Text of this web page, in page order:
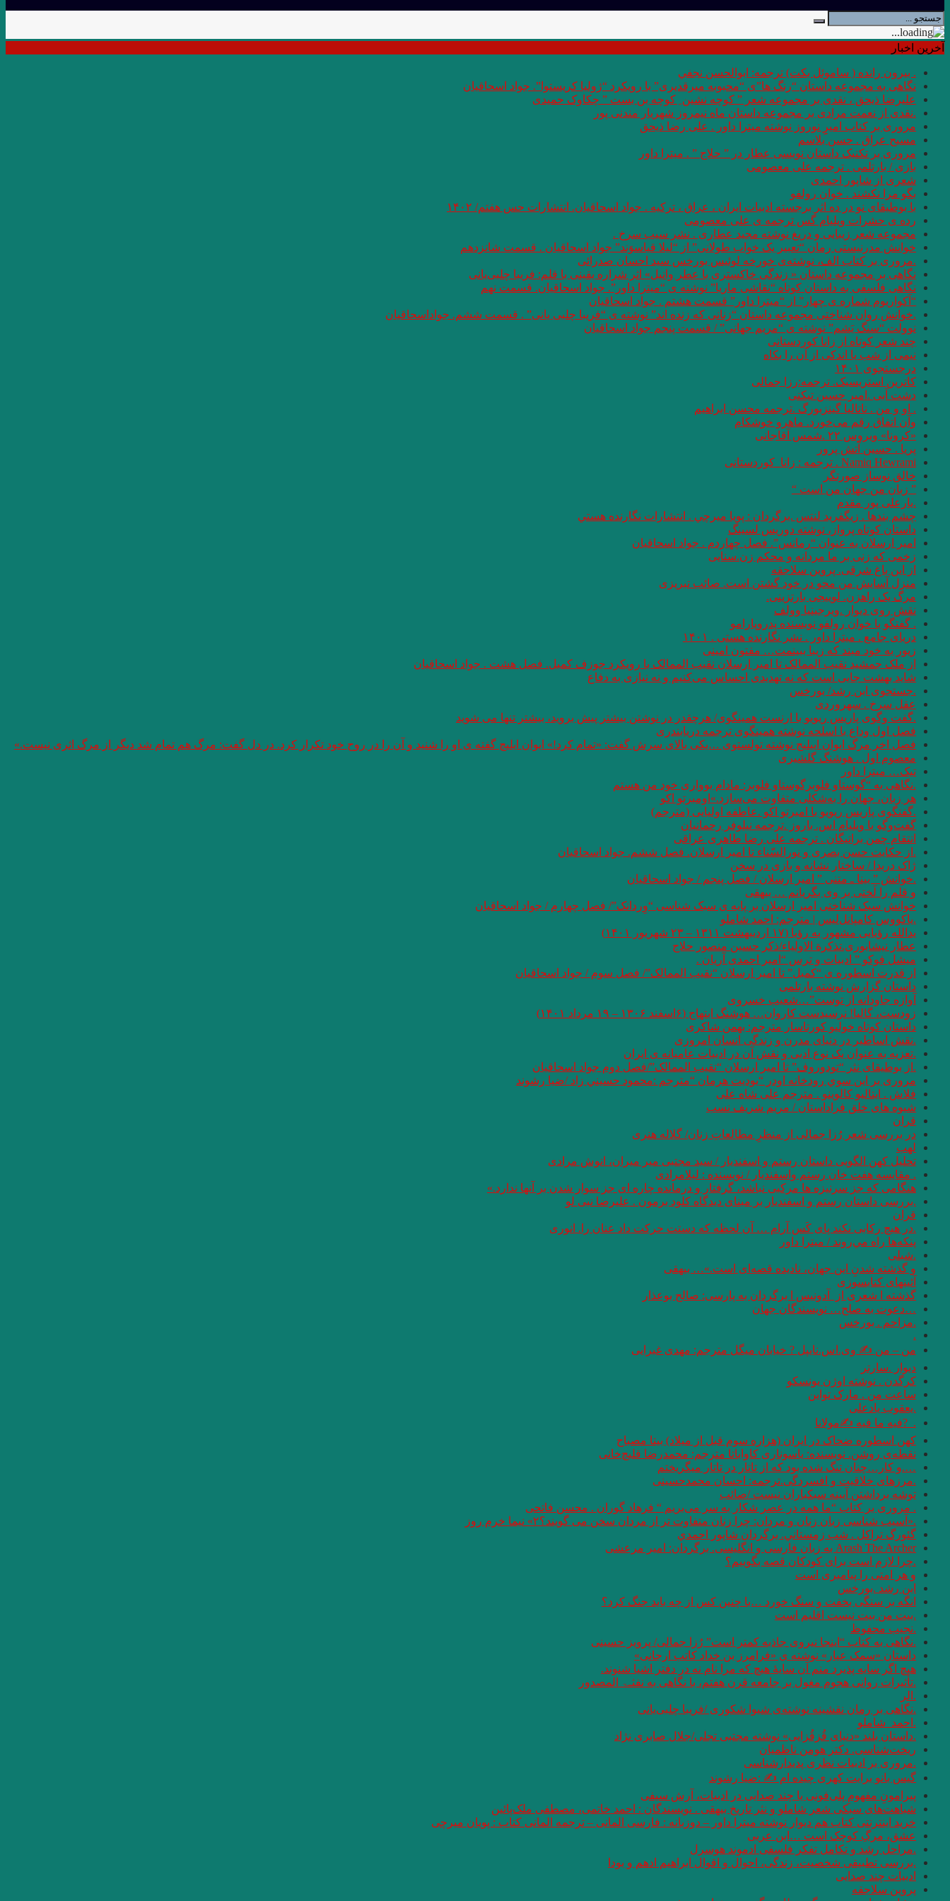
آخرین اخبار
. بيرون رانده ( ساموئل بكت) ترجمه: ابوالحسن نجفي
نگاهی به مجموعه داستان “رنگ ها”ی “محبوبه میرقدیری” با رویکرد “ژولیا کریستوا”. جواد اسحاقیان
علیرضا ذیحق ، نقدی بر مجموعه شعر ” کوچه نشین ِ کوچه بن بست ” چکاوک حمیدی
.نقدی از نعمت مرادی بر مجموعه داستان ماه نیمروز شهریار مندنی پور
مروری بر کتاب امیرِِِ نوروز نوشته میترا داور . علی رضا ذیحق
مسیح عراق . حسن بلاسم
مروری بر تکنیک داستان نویسی عطار در ” حلاج ” . میترا داور
بازی / بارتلمی . ترجمه علی معصومی
شعری از شاپور احمدی
بگو مرا نکشند . خوان رولفو
با بوطیقای نو در ده اثر برجسته ادبیات ایران ، عراق ، ترکیه . جواد اسحاقیان. انتشارات حس هفتم/ ۱۴۰۲
رده ى حشرات ویلیام گس ترجمه ی علی معصومی
مجموعه شعر زیبایی و دریغ نوشته مجید عطاری . نشر سیب سرخ .
خوانش مدرنیستی رمان “تعبیر یک خواب طولانی” از “لیلا قیاسوَند” جواد اسحاقیان . قسمت شانزدهم
.مروری بر کتاب الف، نوشته‌ی خورخه لوئیس بورخس سید احسان صدرائی
نگاهی بر مجموعه داستان « زندگی خاکستری با عطر وانیل» اثر شراره یقینی با قلم: فریبا چلبی‌یانی
نگاهی فلسفی به داستان کوتاه “نقاشی ماریا” نوشته ی “میترا داور”. جواد اسحاقیان. قسمت نهم
“آکواریوم شماره ی چهار” از “میترا داور” قسمت هشتم . جواد اسحاقیان
.خوانش روان شناختی مجموعه داستان “زنانی که زنده اند” نوشته ی “فریبا چلبی یانی” . قسمت ششم. جواداسحاقیان
نوولت “سنگ یَشم” نوشته ی “مریم جهانی” / قسمت پنجم جواد اسحاقیان
چند شعر کوتاه از زانا کوردستانی
نيمى از شب يا اندكى از آن را بكاه
درجستجوی ۱۴۰۱
کاترین استریسیک. ترجمه:رزا جمالی
دشت آبی .امیر حسین تیکنی
. او و من . ناتالیا گینزبورگ .ترجمه محسن ابراهیم
وآن اتفاق رقم می‌خورد. ماهرو خوشکام
«کرونا» ویروس ۲۲ .شمس آقاجانی
پریا . حسین آتش پرور
Namiq Hewrami . ترجمه : زانا_کوردستانی
خالق نوساز صورتگر
” زبان من جهان من است “
.یارعلی پور مقدم
چشم بندها . زیگفرید لنتس .برگردان : پويا ميرچي . انتشارات نگارنده هستي
داستان کوتاه پرواز، نوشته دوریس لسینگ
امیر ارسلان به عنوان “رمانس”. فصل چهاردم . جواد اسحاقیان
زخمی که زنی بر ما مردانه و محکم زن.سنایی
از این باغ شرقی. پروین سلاجقه
منزل آسایش من محو در خود گشتن است. صائب تبریزی
مرگ یک راهزن. لوییجی بارتزینی.
نقش روی دیوار .ویرجینیا وولف
. گفتگو با خوان رولفو نویسنده پدروپارامو
دریای جامع . میترا داور . نشر نگارنده هستی . ۱۴۰۱
زیور به خود مبند که زیبا ببینمت… مفتون امینی
از ملک جمشید نقیب الممالک تا امیر ارسلان نقیب الممالک با رویکرد جوزف کمبل. فصل هشت . جواد اسحاقیان
شاید بهشت جایی است که نه تهدیدی احساس می‌کنیم و نه نیازی به دفاع
.جستجوی ابن رشد/ بورخس
عقل سرخ . سهروردی
.گفت وگوی پاریس ریویو با ارنست همینگوی/ هرچقدر در نوشتن بیشتر پیش بروید، بیشتر تنها می شوید
فصل اول وداع با اسلحه نوشته همینگوی ترجمه دریابندری
فصل اخر مرگ ایوان اییلیج نوشته تولستوی …یکی بالای سرش گفت: «تمام کرد!» ایوان ایلیچ گفته ی او را شنید و آن را در روح خود تکرار کرد. در دل گفت: مرگ هم تمام شد دیگر از مرگ اثری نیست.»
معصوم اول . هوشنگ گلشیری
تیک… میترا داور
.نگاهی به “گوستاو فلوبرگوستاو فلوبر: مادام بوواری خود من هستم
هر زبان، جهان را به‌شکلی متفاوت می‌سازد.»اومبرتو اکو
.گفتگوی پاریس ریویو با امبرتو اکو .عاطفه اولیایی (مترجم)
گفت‌وگو با ویلیام اس. باروز .ترجمه نیلوفر رحمانیان
انتقام چمن براتیگان . ترجمه علی رضا طاهری عراقی
.از حکایت حسن بصری و نورالسّناء تا امیر ارسلان. فصل ششم. جواد اسحاقیان
ژاک دریدا / ساختار نشانه و بازی در سخن
.خوانش ” بینا ـ متنی ” امیر ارسلان / فصل پنجم / جواد اسحاقیان
و قلم را لَختی بر وی بگریانم … بیهقی
خوانش سبک شناختی امیر ارسلان بر پایه ی سبک شناسی “وِردانک”/ فصل چهارم / جواد اسحاقیان
.یاکووس کامپانل‌لیس | مترجم: ‌احمد شاملو
یدالله رؤیایی مشهور به رؤیا (۱۷ اردیبهشت ۱۳۱۱ – ۲۳ شهریور ۱۴۰۱)
عطار نیشابوری.تذکرة الاولیاء/ذکر حسین منصور حلاج
میشل فوکو ” ادبیات و ترس “امیر احمدی آریان .
از قدرت اسطوره ی “کمبل” تا امیر ارسلان “نقیب الممالک”/ فصل سوم / جواد اسحاقیان
داستان گزارش نوشته بارتلمی
آوازه جاودانه از توست”…شعیب خسروی
زودست، گالیا! نرسیدست کاروان… هوشنگ ابتهاج (۶اسفند ۱۳۰۶ – ۱۹ مرداد ۱۴۰۱)
داستان کوتاه خولیو کورتاسار مترجم: بهمن شاکری
.نقش اساطیر در دنیای مدرن و زندگی انسان امروزی
.تعزیه به عنوان یک نوع ادبی و نقش آن در ادبیات عامیانه ی ایران
.از بوطیقای نثر “تودوروف” تا امیر ارسلان “نقیب الممالک”/فصل دوم جواد اسحاقیان
مروری بر اين سوي رودخانه اودر “يوديت هرمان “مترجم :محمود حسيني زاد /ضيا رشوند
فلاش . ایتالیو کالوینو . مترجم علی شاه علی
شیوه های خلق فراداستان / مریم شریف نسب
قران
در بررسی شعر رُزا جمالی از منظرِ مطالعاتِ زنان/ گلاله هنری
لهب
تحلیل کهن الگویی داستان رستم و اسفندیار / سید مجتبی میر میران، انوش مرادی
. مقایسه هفت ‌خان رستم واسفندیار / نویسنده : لیلامرادی
هنگامی که جز سرنیزه ها مرکبی نباشد، گرفتار و درمانده چاره ای جز سوار شدن بر آنها ندارد.»
.بررسی داستان رستم و اسفندیار بر مبنای دیدگاه کلود برمون . علیرضا نبی لو
قران
.در هیچ رکابی نکند پای کَس آرام … آن لحظه که دستت حرکت داد عنان را. انوری
پنكه‌ها راه مي‌روند / میترا داور
.شبلی
و گذشته شدنِ این جهان، نادیده قصه‌ای است.»… بیهقی
آئینهای كتابسوزی
گذشته ا شعری از آدونیس ا برگردان به پارسی: صالح بوعذار
…دعوت به صلح… نویسندگان جهان
.مزاحم . بورخس
.
من – من ✍ وی.اس.نایپل ? خیابان میگل مترجم: مهدی غبرایی
دیوار .سارتر
کرگدن . نوشته اوژن یونسکو
ساعت من . مارک تواین
.یعقوب یادعلی
. ‏ ?فیه ما فیه ✍مولانا
کهن اسطوره ضحاک در ایران (هزاره سوم قبل از میلاد) بیتا مصباح
نقطه‌ی روشن. نویسنده: یاسوناری کاواباتا مترجم: محمد‌رضا قلیچ‌خانی
….و كار…چنان تنگ شده بود كه از تاتار در تاتار ميگريختم
.مرزهای خلاقیت و افسردگی.ترجمه: احسان محمدحسینی
توشه برداشتن آیینه سبکباران نیست /صائب
. مروری بر کتاب “ما همه در عصر شکار به سر می‌بریم “‌ فرهاد گوران . محسن فاتحی
.«آسیب شناسی زبان زنان و مردان: چرا زنان متفاوت تر از مردان سخن می گویند؟۲» نیما خرم روز
گئورگ تراكل . شب زمستاني. برگردان شاپور احمدي
Arash The Archer به زبان فارسی و انگلیسی. برگردان: امیر مرعشی
.چرا لازم است برای کودکان قصه بگوییم؟
و هر امتى را پيامبرى است
ابن رشد .بورخس
انگه بر سنگی بخفت و سنگ خورد …با چنین کس از چه باید جنگ کرد؟
.بیت من بیت نیست اقلیم است
.نجیب محفوظ
.نگاهی به کتاب “اینجا نیروی جاذبه کمتر است” رُزا جمالی/ پرویز حسینی
داستان «سمک عیار» نوشته ی «فرامرز بن خداد کاتب ارجانی»
هیچ اگر سایه پذیرد منم آن سایهٔ هیچ که مرا نام نه در دفتر اشیا شنوند.
.تأثیرات روانی هجوم مغول بر جامعه قرن هفتم، با نگاهی به نفثـۃ المصدور
.الر
.نگاهی بر رمان نقشینه نوشته‌ی شیوا شکوری /فریبا چلبی‌یانی
.احمد_شاملو
.داستان بلند «دنیای قُزقُزایی» نوشته مجتبی تجلی/جلال صابری نژاد
ریخت‌شناسی. دکتر هومن ناظمیان
.مروری بر ادبیات نظری پدیدارشناسی
گیس بانو برایت کهری چیده ام ✍ :ضیا رشوند
پیرامونِ مفهومِ پلی‌فونی یا چند صدایی در ادبیات، آرش سیفی
شباهت‌های سبکی شعر شاملو و نثر تاریخ بیهقی . نویسندگان : احمد خاتمی، مصطفی ملک‌پائین
خرید اینترنتی کتاب هم دیوار نوشته میترا داور – دوزبانه : فارسی المانی – ترجمه المانی کتاب : پویان میرچی
عشق، مرگِ کوچک است …ابن عربی
.مراحل رشد و تکامل تفکر فلسفی ادموند هوسرل
.بررسی تطبیقی شخصیت، زندگی، احوال و اقوال ابراهیم ادهم و بودا
ادبیات چند صدایی
پروین سلاجقه